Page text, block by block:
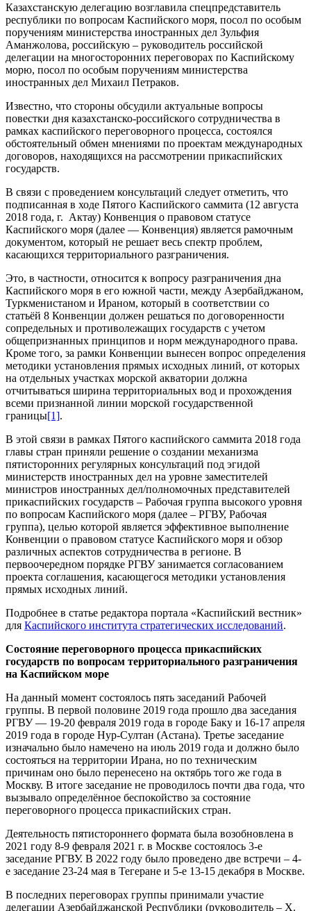
Казахстанскую делегацию возглавила спецпредставитель
республики по вопросам Каспийского моря, посол по особым
поручениям министерства иностранных дел Зульфия
Аманжолова, российскую – руководитель российской
делегации на многосторонних переговорах по Каспийскому
морю, посол по особым поручениям министерства
иностранных дел Михаил Петраков.
Известно, что стороны обсудили актуальные вопросы
повестки дня казахстанско-российского сотрудничества в
рамках каспийского переговорного процесса, состоялся
обстоятельный обмен мнениями по проектам международных
договоров, находящихся на рассмотрении прикаспийских
государств.
В связи с проведением консультаций следует отметить, что
подписанная в ходе Пятого Каспийского саммита (12 августа
2018 года, г. Актау) Конвенция о правовом статусе
Каспийского моря (далее — Конвенция) является рамочным
документом, который не решает весь спектр проблем,
касающихся территориального разграничения.
Это, в частности, относится к вопросу разграничения дна
Каспийского моря в его южной части, между Азербайджаном,
Туркменистаном и Ираном, который в соответствии со
статьёй 8 Конвенции должен решаться по договоренности
сопредельных и противолежащих государств с учетом
общепризнанных принципов и норм международного права.
Кроме того, за рамки Конвенции вынесен вопрос определения
методики установления прямых исходных линий, от которых
на отдельных участках морской акватории должна
отчитываться ширина территориальных вод и прохождения
всеми признанной линии морской государственной
границы[1].
В этой связи в рамках Пятого каспийского саммита 2018 года
главы стран приняли решение о создании механизма
пятисторонних регулярных консультаций под эгидой
министерств иностранных дел на уровне заместителей
министров иностранных дел/полномочных представителей
прикаспийских государств – Рабочая группа высокого уровня
по вопросам Каспийского моря (далее – РГВУ, Рабочая
группа), целью которой является эффективное выполнение
Конвенции о правовом статусе Каспийского моря и обзор
различных аспектов сотрудничества в регионе. В
первоочередном порядке РГВУ занимается согласованием
проекта соглашения, касающегося методики установления
прямых исходных линий.
Подробнее в статье редактора портала «Каспийский вестник»
для Каспийского института стратегических исследований.
Состояние переговорного процесса прикаспийских
государств по вопросам территориального разграничения
на Каспийском море
На данный момент состоялось пять заседаний Рабочей
группы. В первой половине 2019 года прошло два заседания
РГВУ — 19-20 февраля 2019 года в городе Баку и 16-17 апреля
2019 года в городе Нур-Султан (Астана). Третье заседание
изначально было намечено на июль 2019 года и должно было
состояться на территории Ирана, но по техническим
причинам оно было перенесено на октябрь того же года в
Москву. В итоге заседание не проводилось почти два года, что
вызывало определённое беспокойство за состояние
переговорного процесса прикаспийских стран.
Деятельность пятистороннего формата была возобновлена в
2021 году 8-9 февраля 2021 г. в Москве состоялось 3-е
заседание РГВУ. В 2022 году было проведено две встречи – 4-
е заседание 23-24 мая в Тегеране и 5-е 13-15 декабря в Москве.
В последних переговорах группы принимали участие
делегации Азербайджанской Республики (руководитель – Х.